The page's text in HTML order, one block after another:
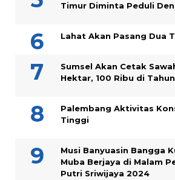
Timur Diminta Peduli
Lahat Akan Pasang Dua
Sumsel Akan Cetak
Hektar, 100 Ribu di
Palembang Aktivitas
Tinggi
Musi Banyuasin Bangga
Muba Berjaya di Malam
Putri Sriwijaya 2024